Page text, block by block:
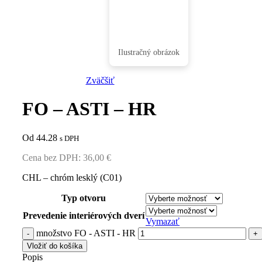
Preskúmať
Odolná voči
Preskúmať
Zväčšiť
FO – ASTI – HR
Od 44.28 s DPH
Cena bez DPH: 36,00 €
CHL – chróm lesklý (C01)
Typ otvoru
Prevedenie interiérových dverí
Vymazať
množstvo FO - ASTI - HR
Vložiť do košíka
Popis